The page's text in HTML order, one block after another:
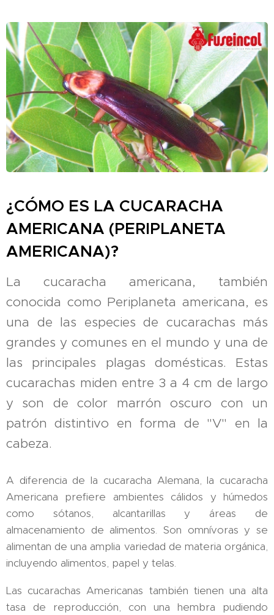
¿CÓMO ES LA CUCARACHA
AMERICANA (PERIPLANETA
AMERICANA)?
La cucaracha americana, también
conocida como Periplaneta americana, es
una de las especies de cucarachas más
grandes y comunes en el mundo y una de
las principales plagas domésticas. Estas
cucarachas miden entre 3 a 4 cm de largo
y son de color marrón oscuro con un
patrón distintivo en forma de "V" en la
cabeza.
A diferencia de la cucaracha Alemana, la cucaracha
Americana prefiere ambientes cálidos y húmedos
como sótanos, alcantarillas y áreas de
almacenamiento de alimentos. Son omnívoras y se
alimentan de una amplia variedad de materia orgánica,
incluyendo alimentos, papel y telas.
Las cucarachas Americanas también tienen una alta
tasa de reproducción, con una hembra pudiendo